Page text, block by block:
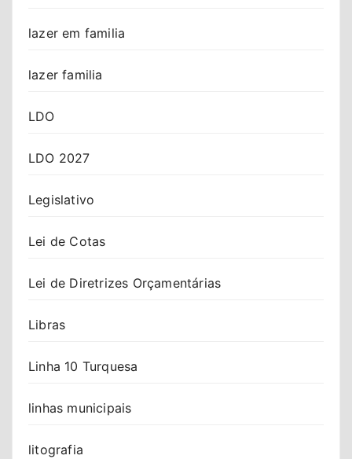
lazer em familia
lazer familia
LDO
LDO 2027
Legislativo
Lei de Cotas
Lei de Diretrizes Orçamentárias
Libras
Linha 10 Turquesa
linhas municipais
litografia